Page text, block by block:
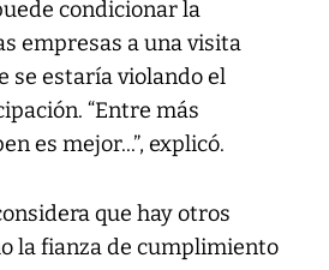
condicionar la
empresas a una visita
se estaría violando el
“Entre más
es mejor...”, explicó.
que hay otros
la fianza de cumplimiento